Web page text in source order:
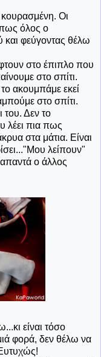
κουρασμένη. Οι
όλος ο
φεύγοντας θέλω
στο έπιπλο που
στο σπίτι.
ακουμπάμε εκεί
στο σπίτι.
του. Δεν το
λέει πια πως
στα μάτια. Είναι
λείπουν"
απαντά ο άλλος
είναι τόσο
φορά, δεν θέλω να